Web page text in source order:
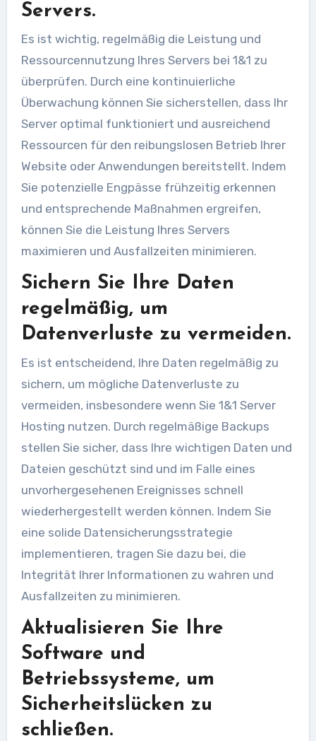
Servers.
Es ist wichtig, regelmäßig die Leistung und
Ressourcennutzung Ihres Servers bei 1&1 zu
überprüfen. Durch eine kontinuierliche
Überwachung können Sie sicherstellen, dass Ihr
Server optimal funktioniert und ausreichend
Ressourcen für den reibungslosen Betrieb Ihrer
Website oder Anwendungen bereitstellt. Indem
Sie potenzielle Engpässe frühzeitig erkennen
und entsprechende Maßnahmen ergreifen,
können Sie die Leistung Ihres Servers
maximieren und Ausfallzeiten minimieren.
Sichern Sie Ihre Daten
regelmäßig, um
Datenverluste zu vermeiden.
Es ist entscheidend, Ihre Daten regelmäßig zu
sichern, um mögliche Datenverluste zu
vermeiden, insbesondere wenn Sie 1&1 Server
Hosting nutzen. Durch regelmäßige Backups
stellen Sie sicher, dass Ihre wichtigen Daten und
Dateien geschützt sind und im Falle eines
unvorhergesehenen Ereignisses schnell
wiederhergestellt werden können. Indem Sie
eine solide Datensicherungsstrategie
implementieren, tragen Sie dazu bei, die
Integrität Ihrer Informationen zu wahren und
Ausfallzeiten zu minimieren.
Aktualisieren Sie Ihre
Software und
Betriebssysteme, um
Sicherheitslücken zu
schließen.